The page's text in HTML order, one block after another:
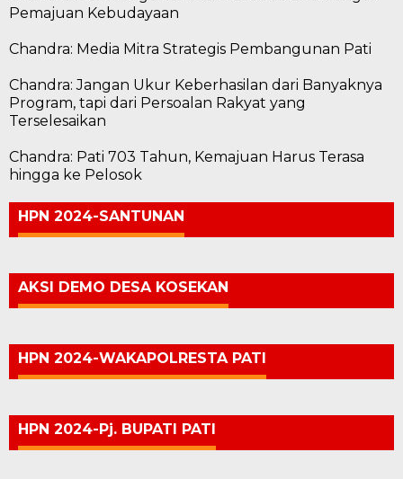
Pemajuan Kebudayaan
Chandra: Media Mitra Strategis Pembangunan Pati
Chandra: Jangan Ukur Keberhasilan dari Banyaknya
Program, tapi dari Persoalan Rakyat yang
Terselesaikan
Chandra: Pati 703 Tahun, Kemajuan Harus Terasa
hingga ke Pelosok
HPN 2024-SANTUNAN
AKSI DEMO DESA KOSEKAN
HPN 2024-WAKAPOLRESTA PATI
HPN 2024-Pj. BUPATI PATI